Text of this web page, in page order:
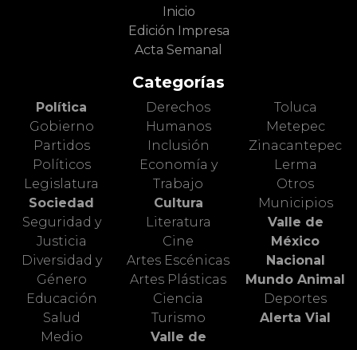
Inicio
Edición Impresa
Acta Semanal
Categorías
Política
Gobierno
Partidos
Políticos
Legislatura
Sociedad
Seguridad y
Justicia
Diversidad y
Género
Educación
Salud
Medio
Derechos
Humanos
Inclusión
Economía y
Trabajo
Cultura
Literatura
Cine
Artes Escénicas
Artes Plásticas
Ciencia
Turismo
Valle de
Toluca
Metepec
Zinacantepec
Lerma
Otros
Municipios
Valle de
México
Nacional
Mundo Animal
Deportes
Alerta Vial